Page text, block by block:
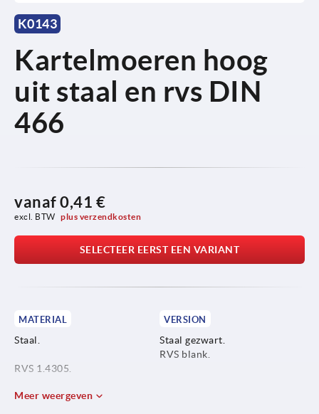
K0143
Kartelmoeren hoog
uit staal en rvs DIN
466
vanaf 0,41 €
excl. BTW plus verzendkosten
SELECTEER EERST EEN VARIANT
MATERIAL
Staal.
RVS 1.4305.
VERSION
Staal gezwart.
RVS blank.
Meer weergeven